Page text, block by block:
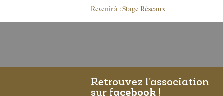
Revenir à : Stage Réseaux
Retrouvez l’association
sur facebook !